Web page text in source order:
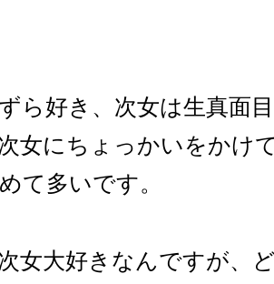
ら好き、次女は生真面
女にちょっかいをかけ
て多いです。
女大好きなんですが、